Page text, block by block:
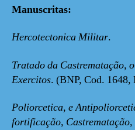
Manuscritas:
Hercotectonica Militar.
Tratado da Castrematação,
Exercitos. (BNP, Cod. 1648,
Poliorcetica, e
fortificação, Castrematação,